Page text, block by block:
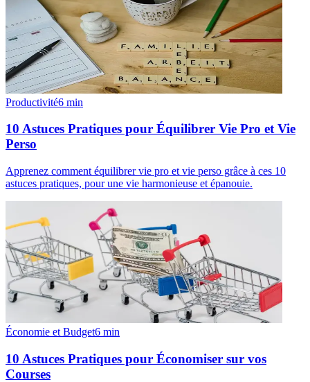
Productivité6 min
10 Astuces Pratiques pour Équilibrer Vie Pro et Vie
Perso
Apprenez comment équilibrer vie pro et vie perso grâce à ces 10
astuces pratiques, pour une vie harmonieuse et épanouie.
Économie et Budget6 min
10 Astuces Pratiques pour Économiser sur vos
Courses